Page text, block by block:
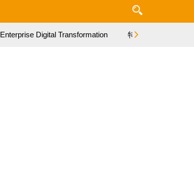
Enterprise Digital Transformation 特集